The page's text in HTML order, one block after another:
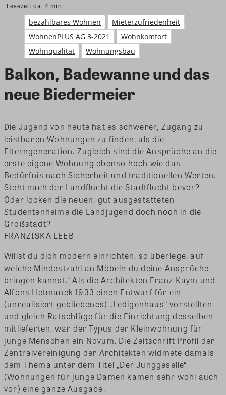
Lesezeit ca: 4 min.
bezahlbares Wohnen
Mieterzufriedenheit
WohnenPLUS AG 3-2021
Wohnkomfort
Wohnqualität
Wohnungsbau
Balkon, Badewanne und das
neue Biedermeier
Die Jugend von heute hat es schwerer, Zugang zu
leistbaren Wohnungen zu finden, als die
Elterngeneration. Zugleich sind die Ansprüche an die
erste eigene Wohnung ebenso hoch wie das
Bedürfnis nach Sicherheit und traditionellen Werten.
Steht nach der Landflucht die Stadtflucht bevor?
Oder locken die neuen, gut ausgestatteten
Studentenheime die Landjugend doch noch in die
Großstadt?
FRANZISKA LEEB
Willst du dich modern einrichten, so überlege, auf
welche Mindestzahl an Möbeln du deine Ansprüche
bringen kannst.“ Als die Architekten Franz Kaym und
Alfons Hetmanek 1933 einen Entwurf für ein
(unrealisiert gebliebenes) „Ledigenhaus“ vorstellten
und gleich Ratschläge für die Einrichtung desselben
mitlieferten, war der Typus der Kleinwohnung für
junge Menschen ein Novum. Die Zeitschrift Profil der
Zentralvereinigung der Architekten widmete damals
dem Thema unter dem Titel „Der Junggeselle“
(Wohnungen für junge Damen kamen sehr wohl auch
vor) eine ganze Ausgabe.